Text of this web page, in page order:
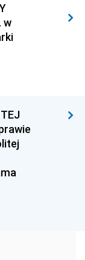
2009
2006
1994
1991
1985
w